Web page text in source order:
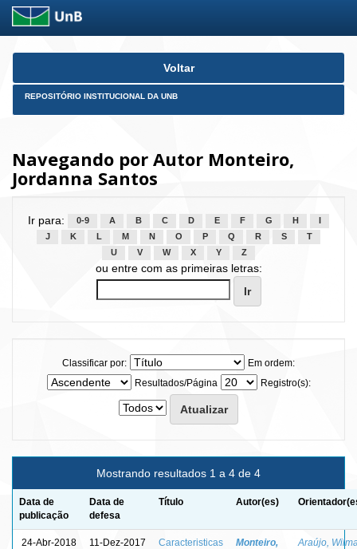
Skip
Voltar
REPOSITÓRIO INSTITUCIONAL DA UNB
Navegando por Autor Monteiro,
Jordanna Santos
Ir para: 0-9 A B C D E F G H
J
K L M N O P Q R S
T
U
V W X Y Z
ou entre com as primeiras letras:
Classificar por:
Em ordem:
Resultados/Página
Registro(s):
Mostrando resultados 1 a 4 de 4
Data de
publicação
Data de
defesa
Título Autor(es)
24-Abr-2018 11-Dez-2017
Caracteristicas
Monteiro,
Araújo,